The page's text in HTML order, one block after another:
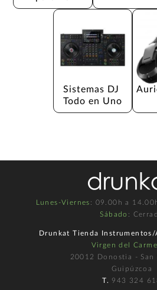
Sistemas DJ
Todo en Uno
Lunes-Viernes : 09.00h a
Sábado :
Drunkat Tienda
Virgen del
20012 Donostia - San
Guipúzcoa
T. 943 324